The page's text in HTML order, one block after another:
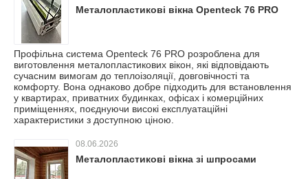
Металопластикові вікна Openteck 76 PRO
Профільна система Openteck 76 PRO розроблена для
виготовлення металопластикових вікон, які відповідають
сучасним вимогам до теплоізоляції, довговічності та
комфорту. Вона однаково добре підходить для встановлення
у квартирах, приватних будинках, офісах і комерційних
приміщеннях, поєднуючи високі експлуатаційні
характеристики з доступною ціною.
08.06.2026
Металопластикові вікна зі шпросами